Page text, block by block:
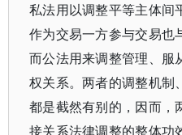
私法用以调整平等主体间
作为交易一方参与交易也
而公法用来调整管理、服
权关系。两者的调整机制
都是截然有别的，因而，
接关系法律调整的整体功